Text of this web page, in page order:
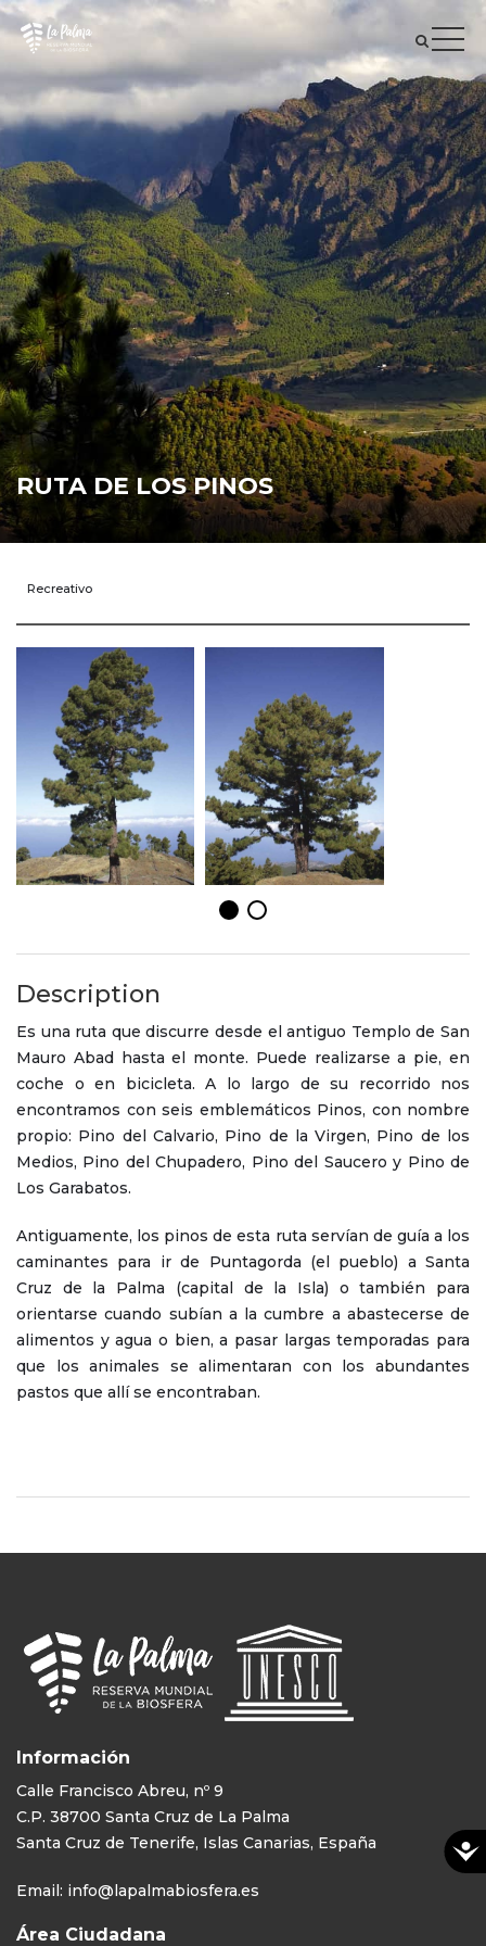
RUTA DE LOS PINOS
Recreativo
Description
Es una ruta que discurre desde el antiguo Templo de San
Mauro Abad hasta el monte. Puede realizarse a pie, en
coche o en bicicleta. A lo largo de su recorrido nos
encontramos con seis emblemáticos Pinos, con nombre
propio: Pino del Calvario, Pino de la Virgen, Pino de los
Medios, Pino del Chupadero, Pino del Saucero y Pino de
Los Garabatos.
Antiguamente, los pinos de esta ruta servían de guía a los
caminantes para ir de Puntagorda (el pueblo) a Santa
Cruz de la Palma (capital de la Isla) o también para
orientarse cuando subían a la cumbre a abastecerse de
alimentos y agua o bien, a pasar largas temporadas para
que los animales se alimentaran con los abundantes
pastos que allí se encontraban.
Información
Calle Francisco Abreu, nº 9
C.P. 38700 Santa Cruz de La Palma
Santa Cruz de Tenerife, Islas Canarias, España
Email: info@lapalmabiosfera.es
Área Ciudadana